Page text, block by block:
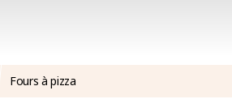
Fours à pizza